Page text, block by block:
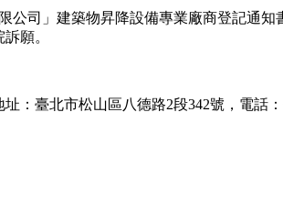
公司」建築物昇降設備專業廠商登記通
願。
臺北市松山區八德路2段342號，電話：